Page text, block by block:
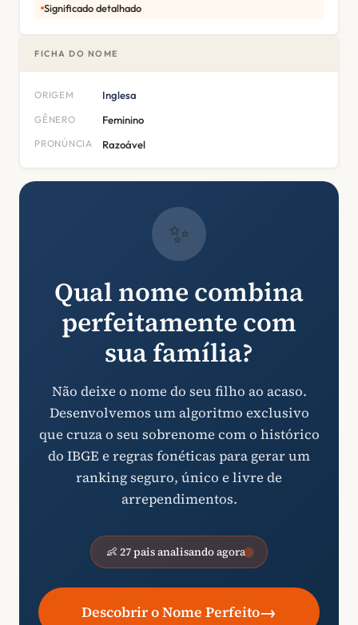
Significado detalhado
FICHA DO NOME
ORIGEM Inglesa
GÊNERO Feminino
PRONÚNCIA Razoável
✨
Qual nome combina
perfeitamente com
sua família?
Não deixe o nome do seu filho ao acaso.
Desenvolvemos um algoritmo exclusivo
que cruza o seu sobrenome com o histórico
do IBGE e regras fonéticas para gerar um
ranking seguro, único e livre de
arrependimentos.
👶 27 pais analisando agora
Descobrir o Nome Perfeito→